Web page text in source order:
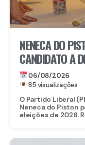
NENECA DO
CANDIDATO A
FORTALECE
PERNAMBUCO
06/08/2026
85 visualizações
O Partido Liberal
Neneca do Piston
eleições de 2026.